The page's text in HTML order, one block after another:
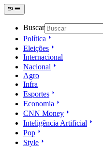
Buscar
Política
Eleições
Internacional
Nacional
Agro
Infra
Esportes
Economia
CNN Money
Inteligência Artificial
Pop
Style